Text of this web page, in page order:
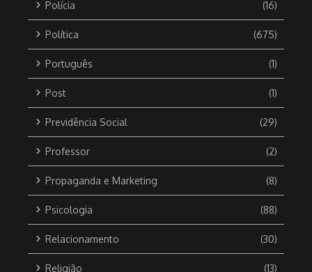
Polícia (16)
Política (675)
Português (1)
Post (1)
Previdência Social (29)
Professor (2)
Propaganda e Marketing (8)
Psicologia (88)
Relacionamento (30)
Religião (13)